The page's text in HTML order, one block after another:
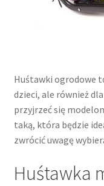
Huśtawki ogrodowe
dzieci, ale również
przyjrzeć się
taką, która będzie
zwrócić uwagę
Huśtawka